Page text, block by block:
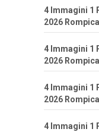
4 Immagini 1
2026
4 Immagini 1
2026
4 Immagini 1
2026
4 Immagini 1